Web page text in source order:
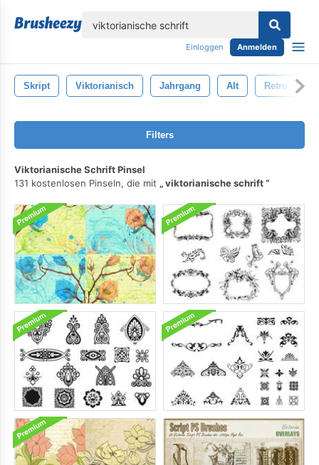
Einloggen Anmelden
Skript Viktorianisch Jahrgang Alt Retro
Filters
Viktorianische Schrift Pinsel
131 kostenlosen Pinseln, die mit
viktorianische schrift